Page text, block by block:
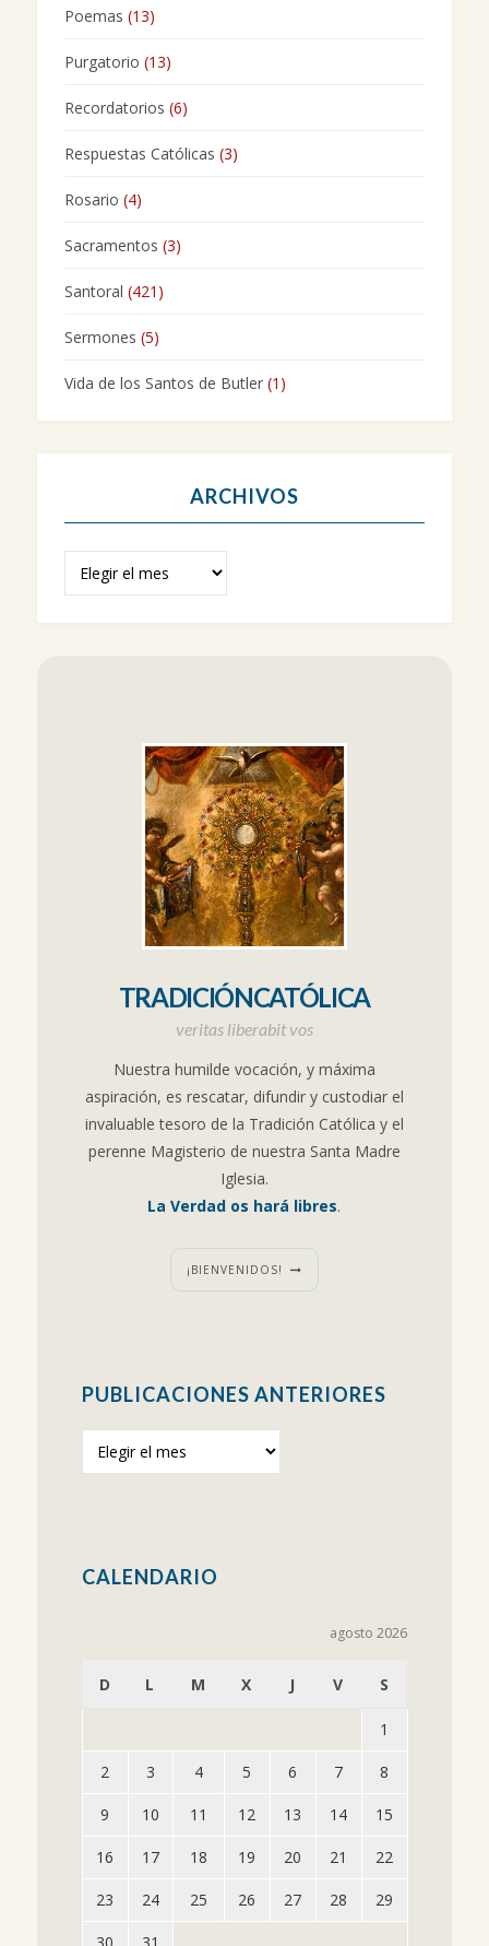
Poemas (13)
Purgatorio (13)
Recordatorios (6)
Respuestas Católicas (3)
Rosario (4)
Sacramentos (3)
Santoral (421)
Sermones (5)
Vida de los Santos de Butler(1)
ARCHIVOS
TRADICIÓNCATÓLICA
veritas liberabit vos
Nuestra humilde vocación, y máxima
aspiración, es rescatar, difundir y custodiar el
invaluable tesoro de la Tradición Católica y el
perenne Magisterio de nuestra Santa Madre
Iglesia.
La Verdad os hará libres.
¡BIENVENIDOS!
PUBLICACIONES ANTERIORES
anteriores
CALENDARIO
agosto 2026
D L M X J V S
1
2 3 4 5 6 7 8
9 10 11 12 13 14 15
16 17 18 19 20 21 22
23 24 25 26 27 28 29
30 31